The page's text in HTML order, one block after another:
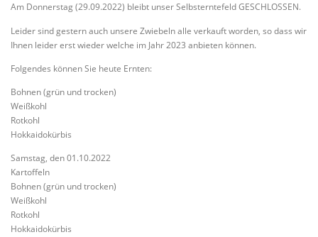
Am Donnerstag (29.09.2022) bleibt unser Selbsterntefeld GESCHLOSSEN.
Leider sind gestern auch unsere Zwiebeln alle verkauft worden, so dass wir
Ihnen leider erst wieder welche im Jahr 2023 anbieten können.
Folgendes können Sie heute Ernten:
Bohnen (grün und trocken)
Weißkohl
Rotkohl
Hokkaidokürbis
Samstag, den 01.10.2022
Kartoffeln
Bohnen (grün und trocken)
Weißkohl
Rotkohl
Hokkaidokürbis